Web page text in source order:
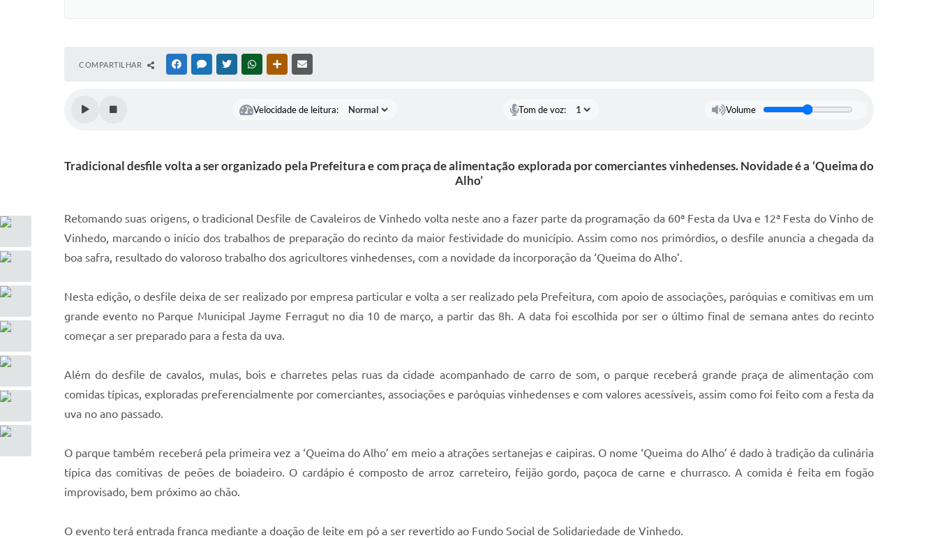
COMPARTILHAR FACEBOOKMESSENGER
TWITTERWHATSAPPOUTRAS MÍDIAS
Velocidade de leitura: Tom de voz: Volume
Tradicional desfile volta a ser organizado pela Prefeitura e com praça de alimentação explorada por comerciantes vinhedenses. Novidade é a ‘Queima do
Alho’
Retomando suas origens, o tradicional Desfile de Cavaleiros de Vinhedo volta neste ano a fazer parte da programação da 60ª Festa da Uva e 12ª Festa do Vinho de
Vinhedo, marcando o início dos trabalhos de preparação do recinto da maior festividade do município. Assim como nos primórdios, o desfile anuncia a chegada da
boa safra, resultado do valoroso trabalho dos agricultores vinhedenses, com a novidade da incorporação da ‘Queima do Alho’.
Nesta edição, o desfile deixa de ser realizado por empresa particular e volta a ser realizado pela Prefeitura, com apoio de associações, paróquias e comitivas em um
grande evento no Parque Municipal Jayme Ferragut no dia 10 de março, a partir das 8h. A data foi escolhida por ser o último final de semana antes do recinto
começar a ser preparado para a festa da uva.
Além do desfile de cavalos, mulas, bois e charretes pelas ruas da cidade acompanhado de carro de som, o parque receberá grande praça de alimentação com
comidas típicas, exploradas preferencialmente por comerciantes, associações e paróquias vinhedenses e com valores acessíveis, assim como foi feito com a festa da
uva no ano passado.
O parque também receberá pela primeira vez a ‘Queima do Alho’ em meio a atrações sertanejas e caipiras. O nome ‘Queima do Alho’ é dado à tradição da culinária
típica das comitivas de peões de boiadeiro. O cardápio é composto de arroz carreteiro, feijão gordo, paçoca de carne e churrasco. A comida é feita em fogão
improvisado, bem próximo ao chão.
O evento terá entrada franca mediante a doação de leite em pó a ser revertido ao Fundo Social de Solidariedade de Vinhedo.